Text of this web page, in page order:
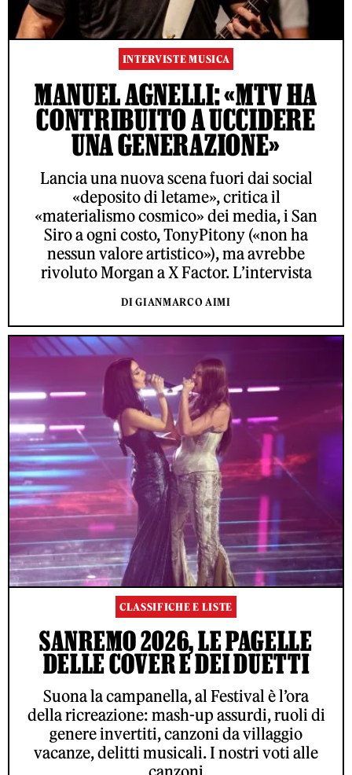
INTERVISTE MUSICA
MANUEL AGNELLI: «MTV HA
CONTRIBUITO A UCCIDERE
UNA GENERAZIONE»
Lancia una nuova scena fuori dai social
«deposito di letame», critica il
«materialismo cosmico» dei media, i San
Siro a ogni costo, TonyPitony («non ha
nessun valore artistico»), ma avrebbe
rivoluto Morgan a X Factor. L’intervista
DI GIANMARCO AIMI
CLASSIFICHE E LISTE
SANREMO 2026, LE PAGELLE
DELLE COVER E DEI DUETTI
Suona la campanella, al Festival è l’ora
della ricreazione: mash-up assurdi, ruoli di
genere invertiti, canzoni da villaggio
vacanze, delitti musicali. I nostri voti alle